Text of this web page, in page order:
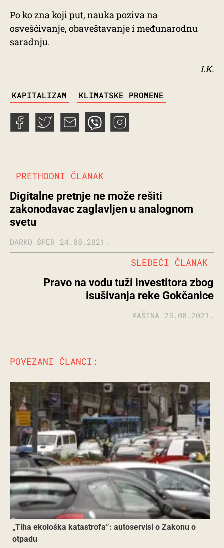
Po ko zna koji put, nauka poziva na
osvešćivanje, obaveštavanje i međunarodnu
saradnju.
I.K.
KAPITALIZAM KLIMATSKE PROMENE
PRETHODNI ČLANAK
Digitalne pretnje ne može rešiti
zakonodavac zaglavljen u analognom
svetu
DARKO ŠPER 24.08.2021.
Pravo na vodu tuži investitora zbog
isušivanja reke Gokčanice
SLEDEĆI ČLANAK
MAŠINA 25.08.2021.
POVEZANI ČLANCI:
„Tiha ekološka katastrofa”: autoservisi o Zakonu o
otpadu